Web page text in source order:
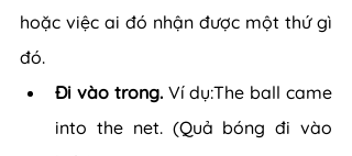
hoặc việc ai đó nhận được một thứ gì
đó.
Đi vào trong. Ví dụ:The ball came
into the net. (Quả bóng đi vào